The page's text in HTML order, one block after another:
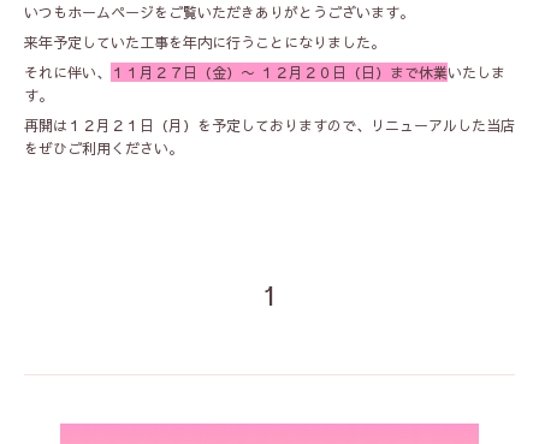
いつもホームページをご覧いただきありがとうございます。
来年予定していた工事を年内に行うことになりました。
それに伴い、
１１月２７日（金）〜 １２月２０日（日）まで休業いたしま
す。
再開は１２月２１日（月）を予定しておりますので、リニューアルした当店
をぜひご利用ください。
1